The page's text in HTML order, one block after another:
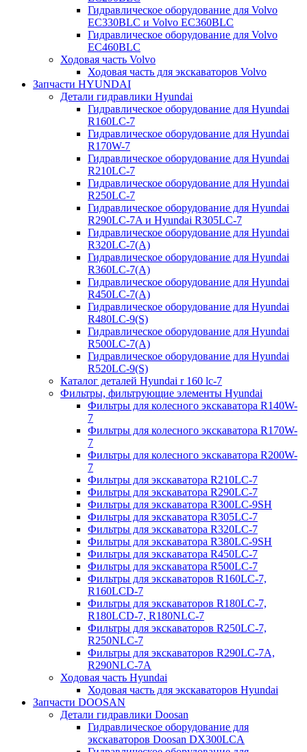
Гидравлическое оборудование для Volvo
EC330BLC и Volvo EC360BLC
Гидравлическое оборудование для Volvo
EC460BLC
Ходовая часть Volvo
Ходовая часть для экскаваторов Volvo
Запчасти HYUNDAI
Детали гидравлики Hyundai
Гидравлическое оборудование для Hyundai
R160LC-7
Гидравлическое оборудование для Hyundai
R170W-7
Гидравлическое оборудование для Hyundai
R210LC-7
Гидравлическое оборудование для Hyundai
R250LC-7
Гидравлическое оборудование для Hyundai
R290LC-7A и Hyundai R305LC-7
Гидравлическое оборудование для Hyundai
R320LC-7(A)
Гидравлическое оборудование для Hyundai
R360LC-7(A)
Гидравлическое оборудование для Hyundai
R450LC-7(A)
Гидравлическое оборудование для Hyundai
R480LC-9(S)
Гидравлическое оборудование для Hyundai
R500LC-7(A)
Гидравлическое оборудование для Hyundai
R520LC-9(S)
Каталог деталей Hyundai r 160 lc-7
Фильтры, фильтрующие элементы Hyundai
Фильтры для колесного экскаватора R140W-
7
Фильтры для колесного экскаватора R170W-
7
Фильтры для колесного экскаватора R200W-
7
Фильтры для экскаватора R210LC-7
Фильтры для экскаватора R290LC-7
Фильтры для экскаватора R300LC-9SH
Фильтры для экскаватора R305LC-7
Фильтры для экскаватора R320LC-7
Фильтры для экскаватора R380LC-9SH
Фильтры для экскаватора R450LC-7
Фильтры для экскаватора R500LC-7
Фильтры для экскаваторов R160LC-7,
R160LCD-7
Фильтры для экскаваторов R180LC-7,
R180LCD-7, R180NLC-7
Фильтры для экскаваторов R250LC-7,
R250NLC-7
Фильтры для экскаваторов R290LC-7A,
R290NLC-7A
Ходовая часть Hyundai
Ходовая часть для экскаваторов Hyundai
Запчасти DOOSAN
Детали гидравлики Doosan
Гидравлическое оборудование для
экскаваторов Doosan DX300LCA